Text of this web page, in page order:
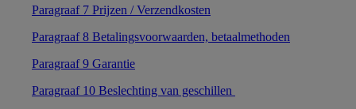
Paragraaf 7 Prijzen / Verzendkosten
Paragraaf 8 Betalingsvoorwaarden, betaalmethoden
Paragraaf 9 Garantie
Paragraaf 10 Beslechting van geschillen